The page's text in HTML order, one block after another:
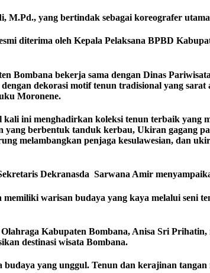
M.Pd., yang bertindak sebagai koreografer
diterima oleh Kepala Pelaksana BPBD
Bombana bekerja sama dengan Dinas
dekorasi motif tenun tradisional yang
Moronene.
ini menghadirkan koleksi tenun terbaik
berbentuk tanduk kerbau, Ukiran gagang
melambangkan penjaga kesulawesian, dan
Dekranasda Sarwana Amir
warisan budaya yang kaya melalui seni
Kabupaten Bombana, Anisa Sri
destinasi wisata Bombana.
budaya yang unggul. Tenun dan kerajinan